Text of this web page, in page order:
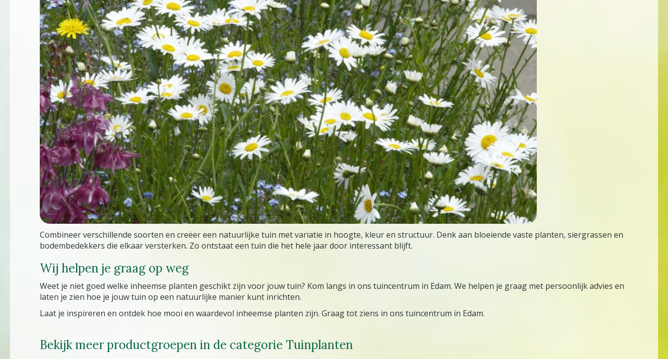
Combineer verschillende soorten en creëer een natuurlijke tuin met variatie in hoogte, kleur en structuur. Denk aan bloeiende vaste planten, siergrassen en
bodembedekkers die elkaar versterken. Zo ontstaat een tuin die het hele jaar door interessant blijft.
Wij helpen je graag op weg
Weet je niet goed welke inheemse planten geschikt zijn voor jouw tuin? Kom langs in ons tuincentrum in Edam. We helpen je graag met persoonlijk advies en
laten je zien hoe je jouw tuin op een natuurlijke manier kunt inrichten.
Laat je inspireren en ontdek hoe mooi en waardevol inheemse planten zijn. Graag tot ziens in ons tuincentrum in Edam.
Bekijk meer productgroepen in de categorie Tuinplanten